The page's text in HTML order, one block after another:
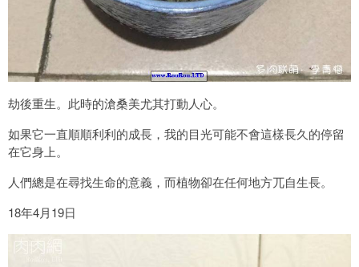
劫後重生。此時的滄桑美尤其打動人心。
如果它一直順順利利的成長，我的目光可能不會這樣長久的停留
在它身上。
人們總是在尋找生命的意義，而植物卻在任何地方兀自生長。
18年4月19日